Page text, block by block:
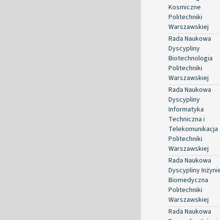
Kosmiczne
Politechniki
Warszawskiej
Rada Naukowa
Dyscypliny
Biotechnologia
Politechniki
Warszawskiej
Rada Naukowa
Dyscypliny
Informatyka
Techniczna i
Telekomunikacja
Politechniki
Warszawskiej
Rada Naukowa
Dyscypliny
Biomedyczna
Politechniki
Warszawskiej
Rada Naukowa